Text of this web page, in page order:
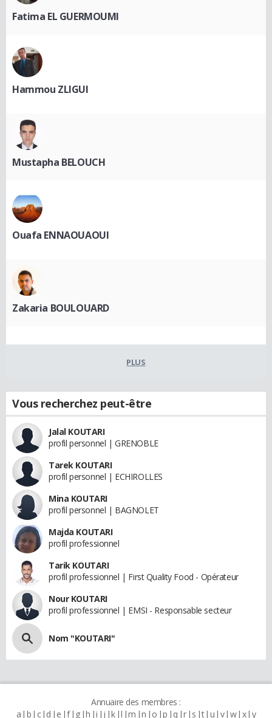
Fatima EL GUERMOUMI
Hammou ZLIGUI
Mustapha BELOUCH
Ouafa ENNAOUAOUI
Zakaria BOULOUARD
PLUS
Vous recherchez peut-être
Jalal KOUTARI
profil personnel | GRENOBLE
Tarek KOUTARI
profil personnel | ECHIROLLES
Mina KOUTARI
profil personnel | BAGNOLET
Majda KOUTARI
profil professionnel
Tarik KOUTARI
profil professionnel | First Quality Food - Opérateur
Nour KOUTARI
profil professionnel | EMSI - Responsable secteur
Nom "KOUTARI"
Annuaire des membres :
a b c d e f g h i j k l m n o p q r s t u v w x y